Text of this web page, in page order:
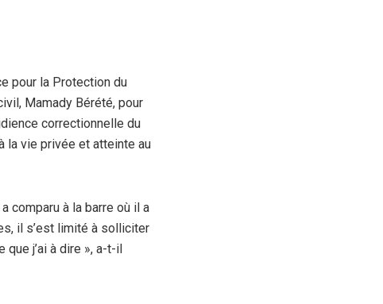
pour la Protection du
Mamady Bérété, pour
correctionnelle du
la vie privée et atteinte au
comparu à la barre où il a
il s’est limité à solliciter
j’ai à dire », a-t-il